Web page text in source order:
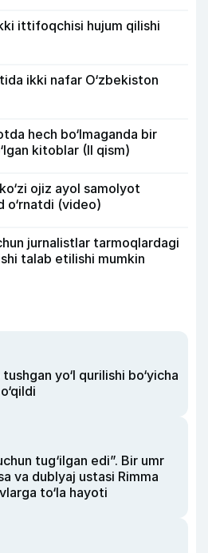
ittifoqchisi hujum qilishi
ikki nafar O‘zbekiston
hech bo‘lmaganda bir
kitoblar (II qism)
ojiz ayol samolyot
o‘rnatdi (video)
jurnalistlar tarmoqlardagi
talab etilishi mumkin
yo‘l qurilishi bo‘yicha
tug‘ilgan edi”. Bir umr
va dublyaj ustasi Rimma
to‘la hayoti